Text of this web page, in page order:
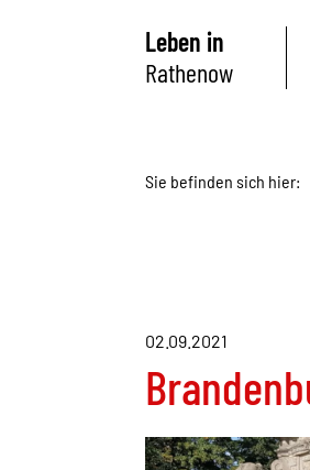
Leben in
Rathenow
Sie befinden sich hier:
02.09.2021